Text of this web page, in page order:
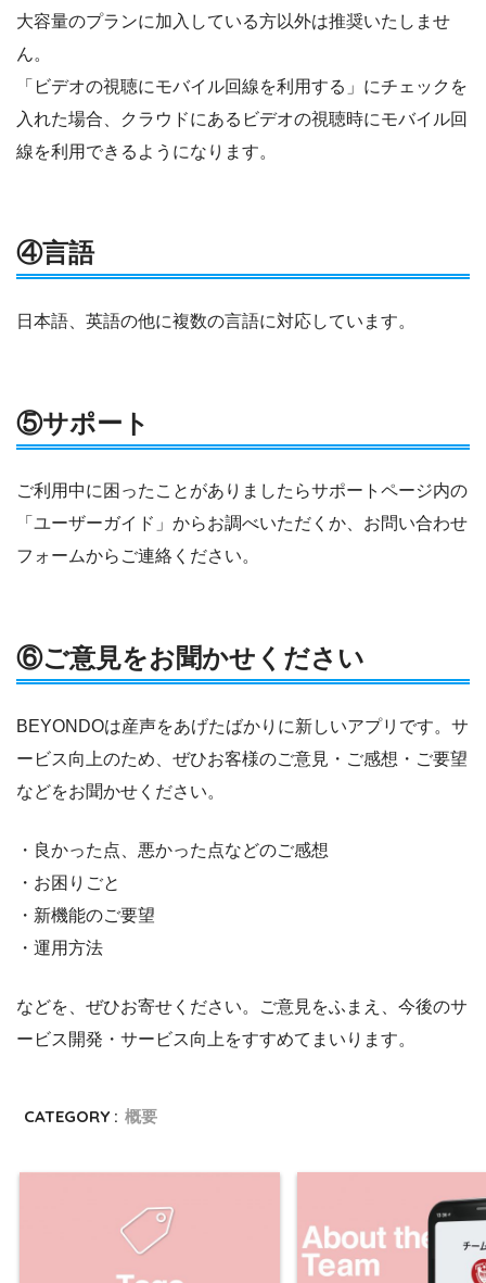
大容量のプランに加入している方以外は推奨いたしませ
ん。
「ビデオの視聴にモバイル回線を利用する」にチェックを
入れた場合、クラウドにあるビデオの視聴時にモバイル回
線を利用できるようになります。
④言語
日本語、英語の他に複数の言語に対応しています。
⑤サポート
ご利用中に困ったことがありましたらサポートページ内の
「ユーザーガイド」からお調べいただくか、お問い合わせ
フォームからご連絡ください。
⑥ご意見をお聞かせください
BEYONDOは産声をあげたばかりに新しいアプリです。サ
ービス向上のため、ぜひお客様のご意見・ご感想・ご要望
などをお聞かせください。
・良かった点、悪かった点などのご感想
・お困りごと
・新機能のご要望
・運用方法
などを、ぜひお寄せください。ご意見をふまえ、今後のサ
ービス開発・サービス向上をすすめてまいります。
CATEGORY : 概要